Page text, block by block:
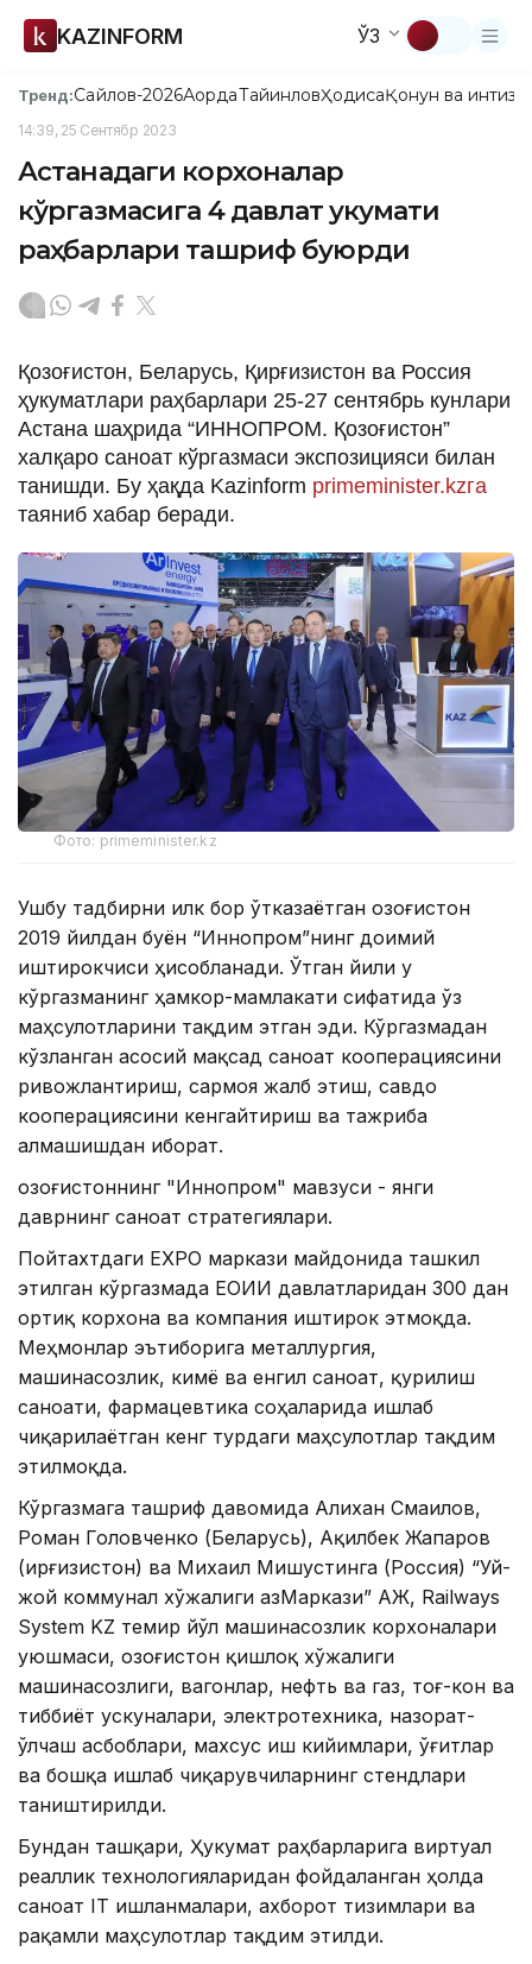
KAZINFORM ЎЗ
Тренд:Сайлов-2026АқордаТайинловҲодисаҚонун ва
14:39, 25 Сентябр 2023
Астанадаги корхоналар
кўргазмасига 4 давлат Ҳукумати
раҳбарлари ташриф буюрди
Қозоғистон, Беларусь, Қирғизистон ва Россия
ҳукуматлари раҳбарлари 25-27 сентябрь кунлари
Астана шаҳрида “ИННОПРОМ. Қозоғистон”
халқаро саноат кўргазмаси экспозицияси билан
танишди. Бу ҳақда Kazinform primeminister.kzга
таяниб хабар беради.
Фото: primeminister.kz
Ушбу тадбирни илк бор ўтказаётган Қозоғистон
2019 йилдан буён “Иннопром”нинг доимий
иштирокчиси ҳисобланади. Ўтган йили у
кўргазманинг ҳамкор-мамлакати сифатида ўз
маҳсулотларини тақдим этган эди. Кўргазмадан
кўзланган асосий мақсад саноат кооперациясини
ривожлантириш, сармоя жалб этиш, савдо
кооперациясини кенгайтириш ва тажриба
алмашишдан иборат.
Қозоғистоннинг "Иннопром" мавзуси - янги
даврнинг саноат стратегиялари.
Пойтахтдаги EXPO маркази майдонида ташкил
этилган кўргазмада ЕОИИ давлатларидан 300 дан
ортиқ корхона ва компания иштирок этмоқда.
Меҳмонлар эътиборига металлургия,
машинасозлик, кимё ва енгил саноат, қурилиш
саноати, фармацевтика соҳаларида ишлаб
чиқарилаётган кенг турдаги маҳсулотлар тақдим
этилмоқда.
Кўргазмага ташриф давомида Алихан Смаилов,
Роман Головченко (Беларусь), Ақилбек Жапаров
(Қирғизистон) ва Михаил Мишустинга (Россия) “Уй-
жой коммунал хўжалиги ҚазМаркази” АЖ, Railways
System KZ темир йўл машинасозлик корхоналари
уюшмаси, Қозоғистон қишлоқ хўжалиги
машинасозлиги, вагонлар, нефть ва газ, тоғ-кон ва
тиббиёт ускуналари, электротехника, назорат-
ўлчаш асбоблари, махсус иш кийимлари, ўғитлар
ва бошқа ишлаб чиқарувчиларнинг стендлари
таништирилди.
Бундан ташқари, Ҳукумат раҳбарларига виртуал
реаллик технологияларидан фойдаланган ҳолда
саноат IТ ишланмалари, ахборот тизимлари ва
рақамли маҳсулотлар тақдим этилди.